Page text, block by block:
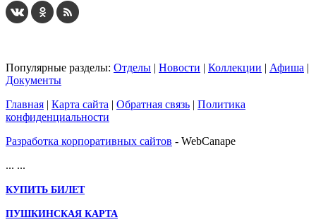
Популярные разделы: Отделы | Новости | Коллекции | Афиша |
Документы
Главная | Карта сайта | Обратная связь | Политика
конфиденциальности
Разработка корпоративных сайтов - WebCanape
... ...
КУПИТЬ БИЛЕТ
ПУШКИНСКАЯ КАРТА